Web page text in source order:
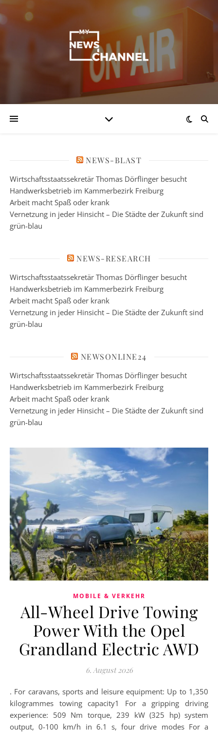
NEWS-BLAST
Wirtschaftsstaatssekretär Thomas Dörflinger besucht
Handwerksbetrieb im Kammerbezirk Freiburg
Arbeit macht Spaß oder krank
Vernetzung in jeder Hinsicht – Die Städte der Zukunft sind
grün-blau
NEWS-RESEARCH
Wirtschaftsstaatssekretär Thomas Dörflinger besucht
Handwerksbetrieb im Kammerbezirk Freiburg
Arbeit macht Spaß oder krank
Vernetzung in jeder Hinsicht – Die Städte der Zukunft sind
grün-blau
NEWSONLINE24
Wirtschaftsstaatssekretär Thomas Dörflinger besucht
Handwerksbetrieb im Kammerbezirk Freiburg
Arbeit macht Spaß oder krank
Vernetzung in jeder Hinsicht – Die Städte der Zukunft sind
grün-blau
MOBILE & VERKEHR
All-Wheel Drive Towing
Power With the Opel
Grandland Electric AWD
6. August 2026
. For caravans, sports and leisure equipment: Up to 1,350
kilogrammes towing capacity1 For a gripping driving
experience: 509 Nm torque, 239 kW (325 hp) system
output, 0-100 km/h in 6.1 s, four drive modes For a